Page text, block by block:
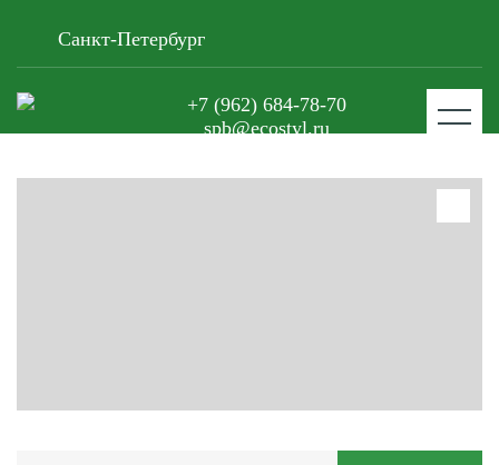
Санкт-Петербург
+7 (962) 684-78-70
spb@ecostyl.ru